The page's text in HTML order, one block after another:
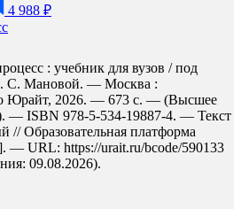
4 988 ₽
: учебник для вузов / под
С. Мановой. — Москва :
Юрайт, 2026. — 673 с. — (Высшее
— ISBN 978-5-534-19887-4. — Текст
// Образовательная платформа
— URL: https://urait.ru/bcode/590133
09.08.2026).